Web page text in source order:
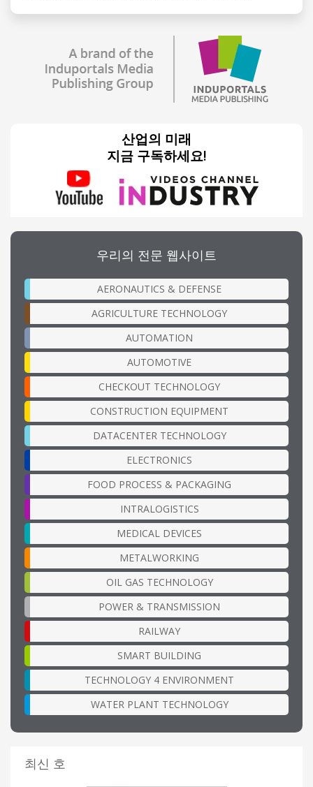
산업의 미래
지금 구독하세요!
우리의 전문 웹사이트
AERONAUTICS & DEFENSE
AGRICULTURE TECHNOLOGY
AUTOMATION
AUTOMOTIVE
CHECKOUT TECHNOLOGY
CONSTRUCTION EQUIPMENT
DATACENTER TECHNOLOGY
ELECTRONICS
FOOD PROCESS & PACKAGING
INTRALOGISTICS
MEDICAL DEVICES
METALWORKING
OIL GAS TECHNOLOGY
POWER & TRANSMISSION
RAILWAY
SMART BUILDING
TECHNOLOGY 4 ENVIRONMENT
WATER PLANT TECHNOLOGY
최신 호